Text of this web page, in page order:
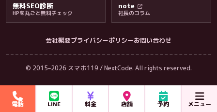
無料SEO診断
HPを丸ごと無料チェック
note
社長のコラム
会社概要プライバシーポリシーお問い合わせ
© 2015–2026 スマホ119 / NextCode. All rights reserved.
電話 LINE 料金 店舗 予約 メニュー